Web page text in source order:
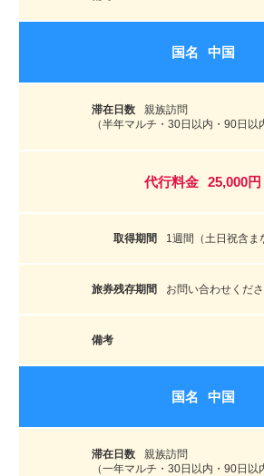
中国
親族訪問
（半年マルチ・30日以内・90日以
25,000円
1週間（土日祝含ま
お問い合わせくだ
中国
親族訪問
（一年マルチ・30日以内・90日以